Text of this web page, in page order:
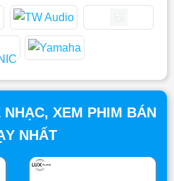
NHẠC, XEM PHIM BÁN
NHẤT